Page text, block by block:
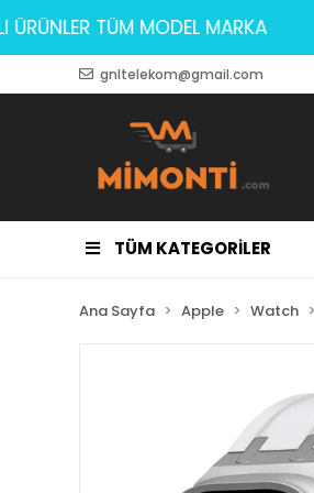
ÜRÜNLER TÜM MODEL MARKA
gnltelekom@gmail.com
TÜM KATEGORİLER
Ana Sayfa Apple Watch